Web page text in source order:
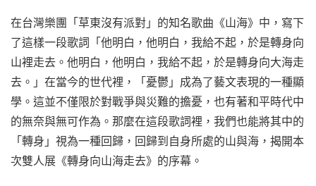
在台灣樂團「草東沒有派對」的知名歌曲《山海》中，寫下
了這樣一段歌詞「他明白，他明白，我給不起，於是轉身向
山裡走去。他明白，他明白，我給不起，於是轉身向大海走
去。」在當今的世代裡，「憂鬱」成為了藝文表現的一種顯
學。這並不僅限於對戰爭與災難的擔憂，也有著和平時代中
的無奈與無可作為。那麼在這段歌詞裡，我們也能將其中的
「轉身」視為一種回歸，回歸到自身所處的山與海，揭開本
次雙人展《轉身向山海走去》的序幕。